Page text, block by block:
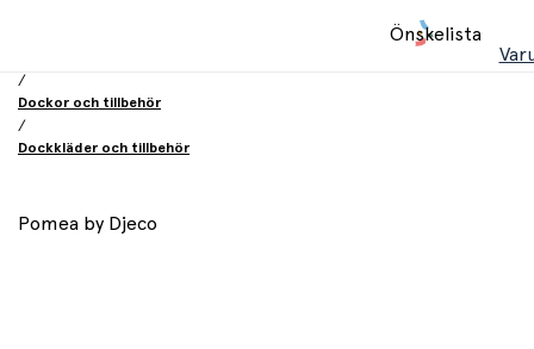
Önskelista
/
Dockor och tillbehör
/
Dockkläder och tillbehör
Pomea by Djeco